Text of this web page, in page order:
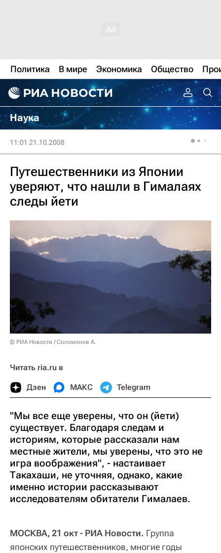
Политика В мире Экономика Общество
Наука
11:01 21.10.2008
Путешественники из Японии
уверяют, что нашли в Гималаях
следы йети
© РИА Новости / Соломонов А.
Читать ria.ru в
Дзен МАКС Telegram
"Мы все еще уверены, что он (йети)
существует. Благодаря следам и
историям, которые рассказали нам
местные жители, мы уверены, что это не
игра воображения", - настаивает
Такахаши, не уточняя, однако, какие
именно истории рассказывают
исследователям обитатели Гималаев.
МОСКВА, 21 окт - РИА Новости. Группа
японских путешественников, многие годы